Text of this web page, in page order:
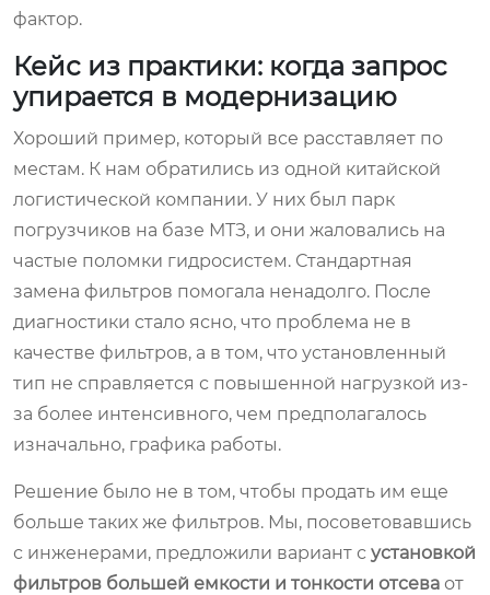
фактор.
Кейс из практики: когда запрос
упирается в модернизацию
Хороший пример, который все расставляет по
местам. К нам обратились из одной китайской
логистической компании. У них был парк
погрузчиков на базе МТЗ, и они жаловались на
частые поломки гидросистем. Стандартная
замена фильтров помогала ненадолго. После
диагностики стало ясно, что проблема не в
качестве фильтров, а в том, что установленный
тип не справляется с повышенной нагрузкой из-
за более интенсивного, чем предполагалось
изначально, графика работы.
Решение было не в том, чтобы продать им еще
больше таких же фильтров. Мы, посоветовавшись
с инженерами, предложили вариант с установкой
фильтров большей емкости и тонкости отсева от